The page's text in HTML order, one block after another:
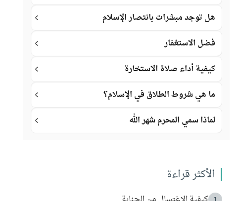
هل توجد مبشرات بانتصار الإسلام
فضل الاستغفار
كيفية أداء صلاة الاستخارة
ما هي شروط الطلاق في الإسلام؟
لماذا سمي المحرم شهر الله
الأكثر قراءة
1